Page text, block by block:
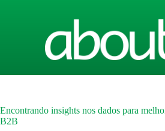
Encontrando insights nos dados para
B2B